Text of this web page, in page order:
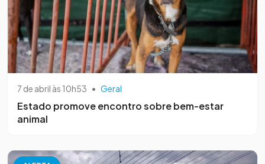
7 de abril às 10h53 • Geral
Estado promove encontro sobre bem-estar
animal